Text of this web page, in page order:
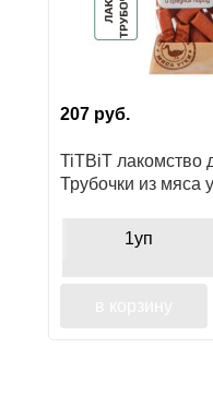
207 руб.
TiTBiT лакомство
Трубочки из мяса
1уп